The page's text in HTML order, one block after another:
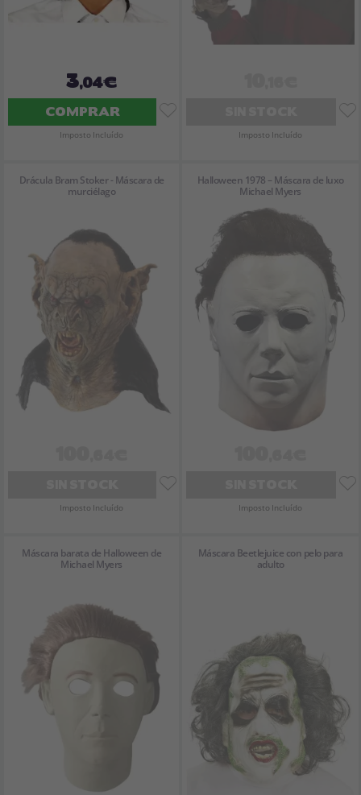
3,04€
COMPRAR
Imposto Incluído Imposto Incluído
Drácula Bram Stoker - Máscara de
murciélago
Imposto Incluído
Halloween 1978 – Máscara de luxo
Michael Myers
Imposto Incluído
Máscara barata de Halloween de
Michael Myers
Máscara Beetlejuice con pelo para
adulto